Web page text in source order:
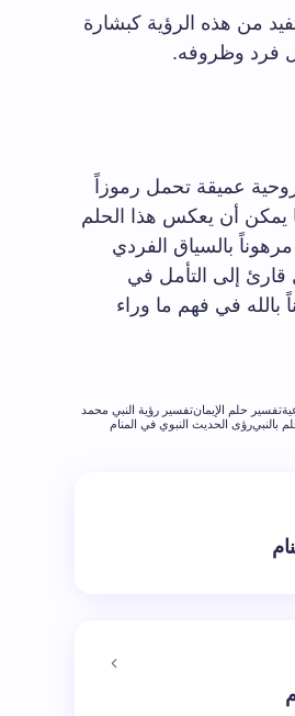
من هذه الرؤية كبشارة
فرد وظروفه.
عميقة تحمل رموزاً
يمكن أن يعكس هذا الحلم
بالسياق الفردي
قارئ إلى التأمل في
بالله في فهم ما وراء
تفسير حلم الإيمانتفسير رؤية النبي محمد
بالنبيرؤى الحديث النبوي في المنام